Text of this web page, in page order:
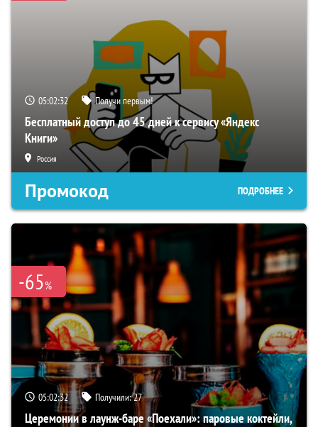
05:02:31 Получи первым!
Бесплатный доступ до 45 дней к сервису «Яндекс
Книги»
Россия
Промокод ПОДРОБНЕЕ
-65%
05:02:31 Получили:27
Церемонии в лаунж-баре «Поехали»: паровые коктейли,